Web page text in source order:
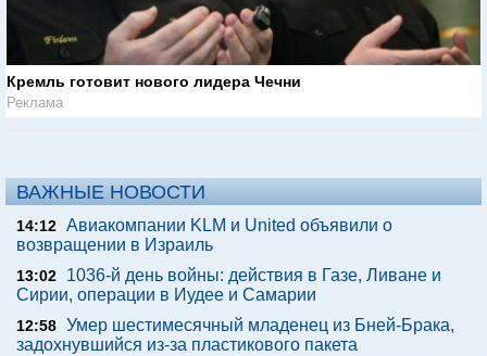
Кремль готовит нового лидера Чечни
Реклама
ВАЖНЫЕ НОВОСТИ
14:12 Авиакомпании KLM и United объявили о
возвращении в Израиль
13:02
1036-й день войны: действия в Газе, Ливане и
Сирии, операции в Иудее и Самарии
12:58 Умер шестимесячный младенец из Бней-Брака,
задохнувшийся из-за пластикового пакета